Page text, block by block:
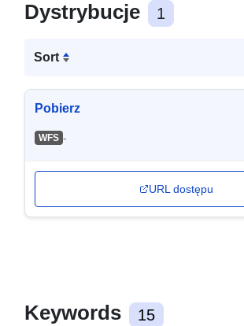
Dystrybucje 1
Sort
Pobierz
WFS -
URL dostępu
Keywords 15